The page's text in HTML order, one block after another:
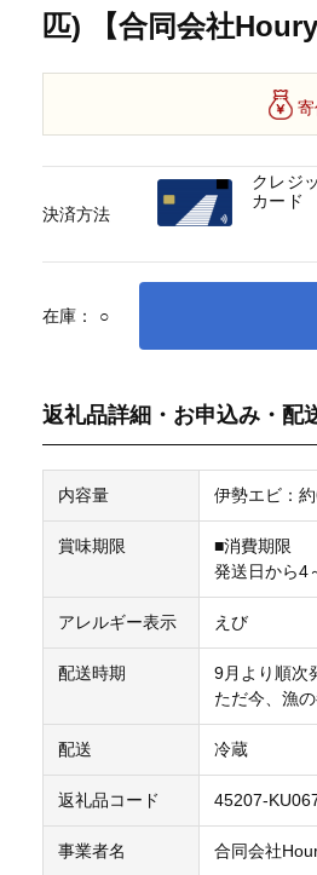
匹) 【合同会社
在庫： ○
返礼品詳細・お申込み・配
内容量 伊勢エビ：
賞味期限
■消費期限
発送日から4
アレルギー表示 えび
配送時期
9月より順次
ただ今、漁
配送 冷蔵
返礼品コード 45207-
事業者名 合同会社
決済方法
クレジ
カード